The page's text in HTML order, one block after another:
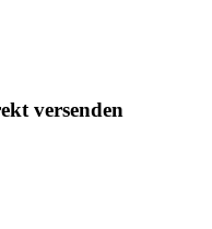
versenden